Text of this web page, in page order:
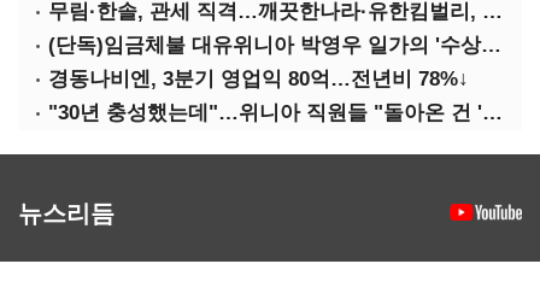
무림·한솔, 관세 직격…깨끗한나라·유한킴벌리, 수익성 악화
(단독)임금체불 대유위니아 박영우 일가의 '수상한 별장'
경동나비엔, 3분기 영업익 80억…전년비 78%↓
"30년 충성했는데"…위니아 직원들 "돌아온 건 '배신'"
뉴스리듬